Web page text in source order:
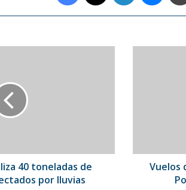
40 toneladas de
por lluvias
Avior
AirlinesVuelos